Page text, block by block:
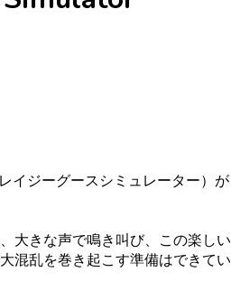
イジーグースシミュレーター）が
大きな声で鳴き叫び、この楽しい
混乱を巻き起こす準備はできてい